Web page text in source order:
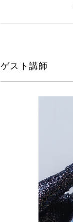
ゲスト講師